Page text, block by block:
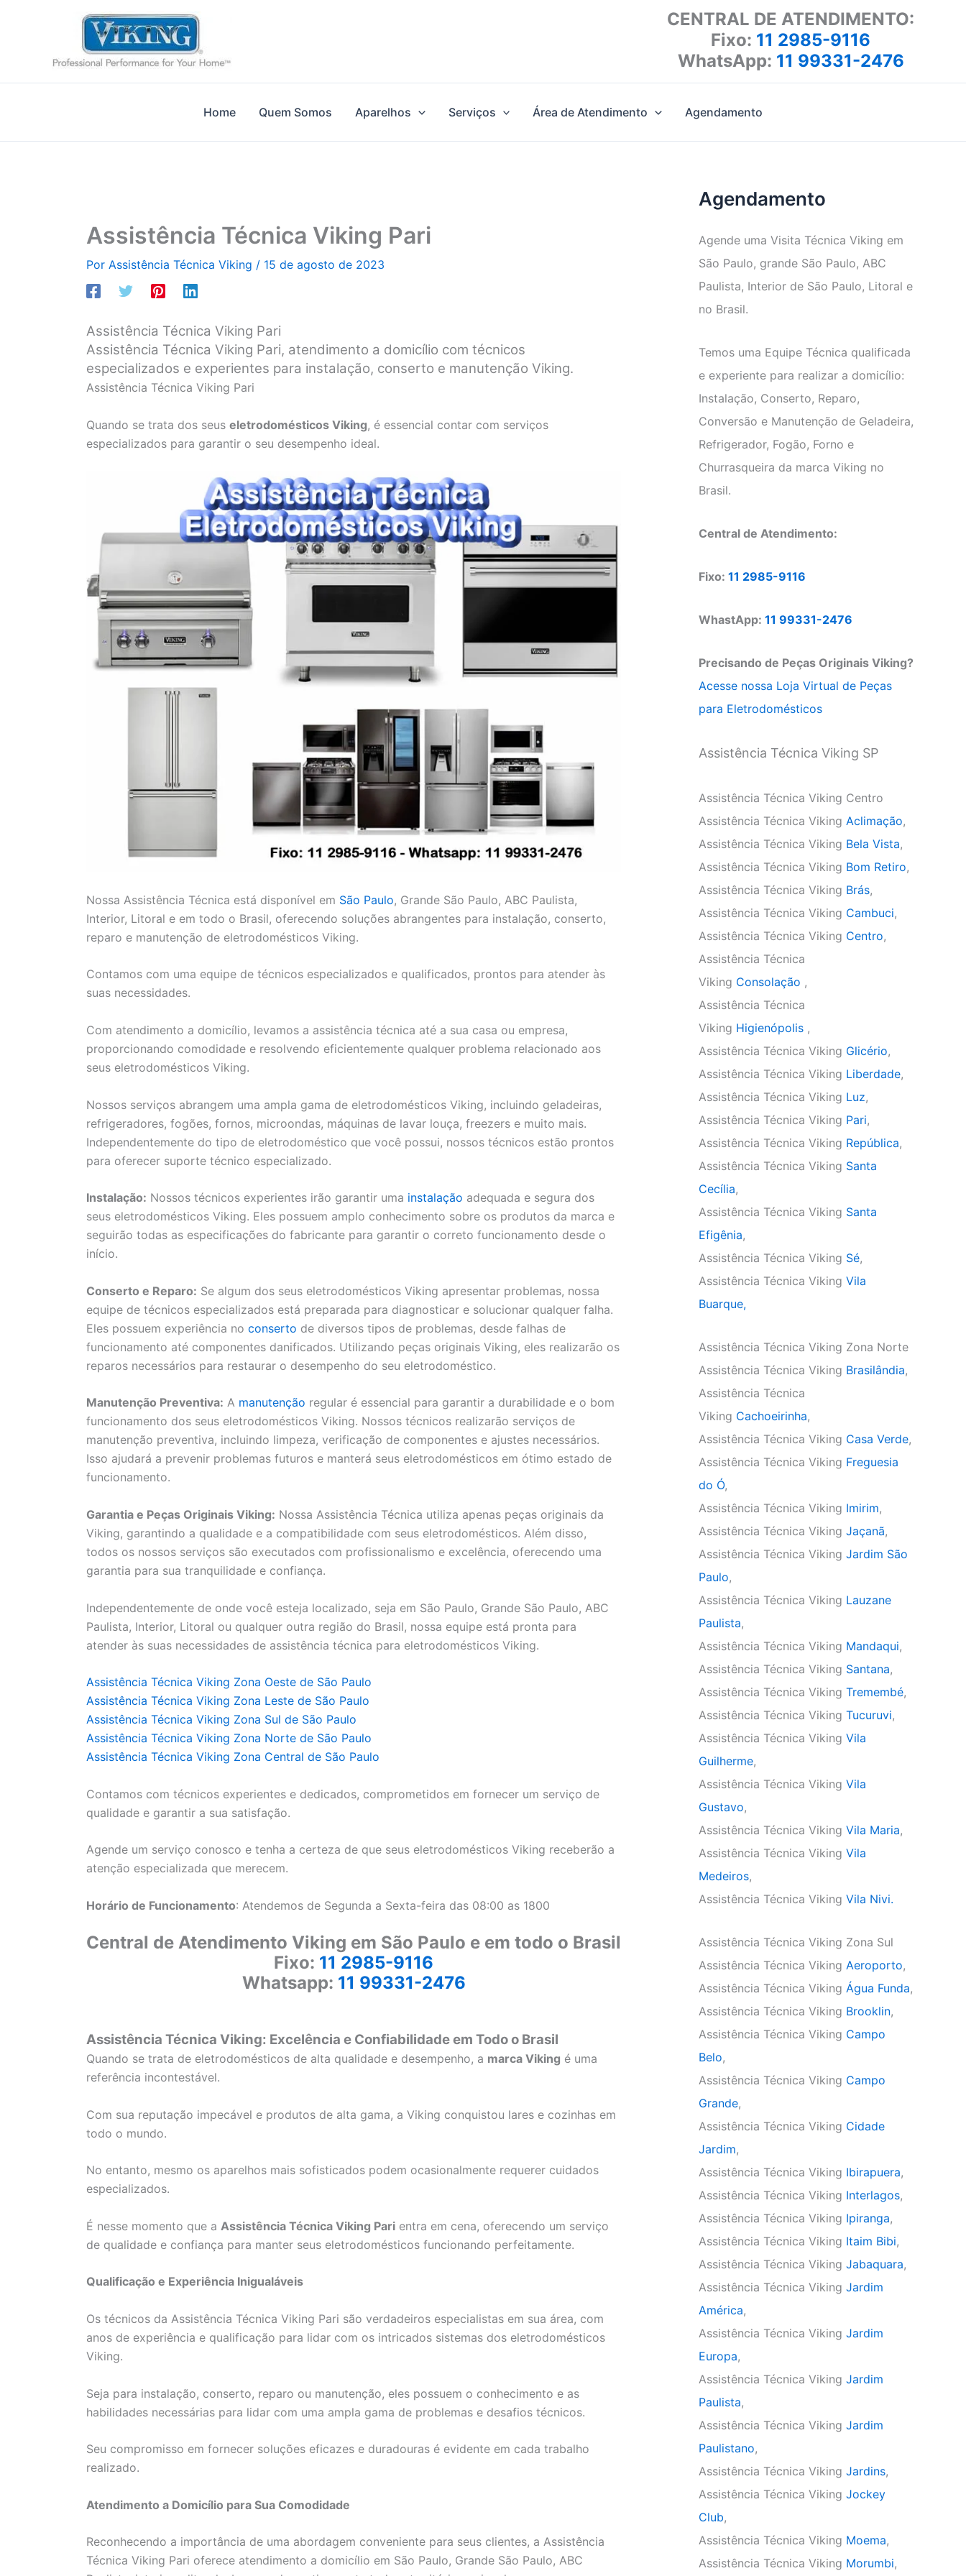
CENTRAL DE ATENDIMENTO:
Fixo: 11 2985-9116
WhatsApp: 11 99331-2476
Home Quem Somos Aparelhos Serviços Área de Atendimento Agendamento
Assistência Técnica Viking Pari
Por Assistência Técnica Viking / 15 de agosto de 2023
Assistência Técnica Viking Pari
Assistência Técnica Viking Pari, atendimento a domicílio com técnicos
especializados e experientes para instalação, conserto e manutenção Viking.
Assistência Técnica Viking Pari
Quando se trata dos seus eletrodomésticos Viking, é essencial contar com serviços
especializados para garantir o seu desempenho ideal.
Nossa Assistência Técnica está disponível em São Paulo, Grande São Paulo, ABC Paulista,
Interior, Litoral e em todo o Brasil, oferecendo soluções abrangentes para instalação, conserto,
reparo e manutenção de eletrodomésticos Viking.
Contamos com uma equipe de técnicos especializados e qualificados, prontos para atender às
suas necessidades.
Com atendimento a domicílio, levamos a assistência técnica até a sua casa ou empresa,
proporcionando comodidade e resolvendo eficientemente qualquer problema relacionado aos
seus eletrodomésticos Viking.
Nossos serviços abrangem uma ampla gama de eletrodomésticos Viking, incluindo geladeiras,
refrigeradores, fogões, fornos, microondas, máquinas de lavar louça, freezers e muito mais.
Independentemente do tipo de eletrodoméstico que você possui, nossos técnicos estão prontos
para oferecer suporte técnico especializado.
Instalação: Nossos técnicos experientes irão garantir uma instalação adequada e segura dos
seus eletrodomésticos Viking. Eles possuem amplo conhecimento sobre os produtos da marca e
seguirão todas as especificações do fabricante para garantir o correto funcionamento desde o
início.
Conserto e Reparo: Se algum dos seus eletrodomésticos Viking apresentar problemas, nossa
equipe de técnicos especializados está preparada para diagnosticar e solucionar qualquer falha.
Eles possuem experiência no conserto de diversos tipos de problemas, desde falhas de
funcionamento até componentes danificados. Utilizando peças originais Viking, eles realizarão os
reparos necessários para restaurar o desempenho do seu eletrodoméstico.
Manutenção Preventiva: A manutenção regular é essencial para garantir a durabilidade e o bom
funcionamento dos seus eletrodomésticos Viking. Nossos técnicos realizarão serviços de
manutenção preventiva, incluindo limpeza, verificação de componentes e ajustes necessários.
Isso ajudará a prevenir problemas futuros e manterá seus eletrodomésticos em ótimo estado de
funcionamento.
Garantia e Peças Originais Viking: Nossa Assistência Técnica utiliza apenas peças originais da
Viking, garantindo a qualidade e a compatibilidade com seus eletrodomésticos. Além disso,
todos os nossos serviços são executados com profissionalismo e excelência, oferecendo uma
garantia para sua tranquilidade e confiança.
Independentemente de onde você esteja localizado, seja em São Paulo, Grande São Paulo, ABC
Paulista, Interior, Litoral ou qualquer outra região do Brasil, nossa equipe está pronta para
atender às suas necessidades de assistência técnica para eletrodomésticos Viking.
Assistência Técnica Viking Zona Oeste de São Paulo
Assistência Técnica Viking Zona Leste de São Paulo
Assistência Técnica Viking Zona Sul de São Paulo
Assistência Técnica Viking Zona Norte de São Paulo
Assistência Técnica Viking Zona Central de São Paulo
Contamos com técnicos experientes e dedicados, comprometidos em fornecer um serviço de
qualidade e garantir a sua satisfação.
Agende um serviço conosco e tenha a certeza de que seus eletrodomésticos Viking receberão a
atenção especializada que merecem.
Horário de Funcionamento: Atendemos de Segunda a Sexta-feira das 08:00 as 1800
Central de Atendimento Viking em São Paulo e em todo o Brasil
Fixo: 11 2985-9116
Whatsapp: 11 99331-2476
Assistência Técnica Viking: Excelência e Confiabilidade em Todo o Brasil
Quando se trata de eletrodomésticos de alta qualidade e desempenho, a marca Viking é uma
referência incontestável.
Com sua reputação impecável e produtos de alta gama, a Viking conquistou lares e cozinhas em
todo o mundo.
No entanto, mesmo os aparelhos mais sofisticados podem ocasionalmente requerer cuidados
especializados.
É nesse momento que a Assistência Técnica Viking Pari entra em cena, oferecendo um serviço
de qualidade e confiança para manter seus eletrodomésticos funcionando perfeitamente.
Qualificação e Experiência Inigualáveis
Os técnicos da Assistência Técnica Viking Pari são verdadeiros especialistas em sua área, com
anos de experiência e qualificação para lidar com os intricados sistemas dos eletrodomésticos
Viking.
Seja para instalação, conserto, reparo ou manutenção, eles possuem o conhecimento e as
habilidades necessárias para lidar com uma ampla gama de problemas e desafios técnicos.
Seu compromisso em fornecer soluções eficazes e duradouras é evidente em cada trabalho
realizado.
Atendimento a Domicílio para Sua Comodidade
Reconhecendo a importância de uma abordagem conveniente para seus clientes, a Assistência
Técnica Viking Pari oferece atendimento a domicílio em São Paulo, Grande São Paulo, ABC
Agendamento
Agende uma Visita Técnica Viking em
São Paulo, grande São Paulo, ABC
Paulista, Interior de São Paulo, Litoral e
no Brasil.
Temos uma Equipe Técnica qualificada
e experiente para realizar a domicílio:
Instalação, Conserto, Reparo,
Conversão e Manutenção de Geladeira,
Refrigerador, Fogão, Forno e
Churrasqueira da marca Viking no
Brasil.
Central de Atendimento:
Fixo: 11 2985-9116
WhastApp: 11 99331-2476
Precisando de Peças Originais Viking?
Acesse nossa Loja Virtual de Peças
para Eletrodomésticos
Assistência Técnica Viking SP
Assistência Técnica Viking Centro
Assistência Técnica Viking Aclimação,
Assistência Técnica Viking Bela Vista,
Assistência Técnica Viking Bom Retiro,
Assistência Técnica Viking Brás,
Assistência Técnica Viking Cambuci,
Assistência Técnica Viking Centro,
Assistência Técnica
Viking Consolação ,
Assistência Técnica
Viking Higienópolis ,
Assistência Técnica Viking Glicério,
Assistência Técnica Viking Liberdade,
Assistência Técnica Viking Luz,
Assistência Técnica Viking Pari,
Assistência Técnica Viking República,
Assistência Técnica Viking Santa
Cecília,
Assistência Técnica Viking Santa
Efigênia,
Assistência Técnica Viking Sé,
Assistência Técnica Viking Vila
Buarque,
Assistência Técnica Viking Zona Norte
Assistência Técnica Viking Brasilândia,
Assistência Técnica
Viking Cachoeirinha,
Assistência Técnica Viking Casa Verde,
Assistência Técnica Viking Freguesia
do Ó,
Assistência Técnica Viking Imirim,
Assistência Técnica Viking Jaçanã,
Assistência Técnica Viking Jardim São
Paulo,
Assistência Técnica Viking Lauzane
Paulista,
Assistência Técnica Viking Mandaqui,
Assistência Técnica Viking Santana,
Assistência Técnica Viking Tremembé,
Assistência Técnica Viking Tucuruvi,
Assistência Técnica Viking Vila
Guilherme,
Assistência Técnica Viking Vila
Gustavo,
Assistência Técnica Viking Vila Maria,
Assistência Técnica Viking Vila
Medeiros,
Assistência Técnica Viking Vila Nivi.
Assistência Técnica Viking Zona Sul
Assistência Técnica Viking Aeroporto,
Assistência Técnica Viking Água Funda,
Assistência Técnica Viking Brooklin,
Assistência Técnica Viking Campo
Belo,
Assistência Técnica Viking Campo
Grande,
Assistência Técnica Viking Cidade
Jardim,
Assistência Técnica Viking Ibirapuera,
Assistência Técnica Viking Interlagos,
Assistência Técnica Viking Ipiranga,
Assistência Técnica Viking Itaim Bibi,
Assistência Técnica Viking Jabaquara,
Assistência Técnica Viking Jardim
América,
Assistência Técnica Viking Jardim
Europa,
Assistência Técnica Viking Jardim
Paulista,
Assistência Técnica Viking Jardim
Paulistano,
Assistência Técnica Viking Jardins,
Assistência Técnica Viking Jockey
Club,
Assistência Técnica Viking Moema,
Assistência Técnica Viking Morumbi,